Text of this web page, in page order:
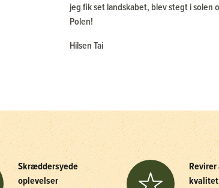
jeg fik set landskabet, blev stegt i
Polen!
Hilsen Tai
Skræddersyede
oplevelser
kvalitet